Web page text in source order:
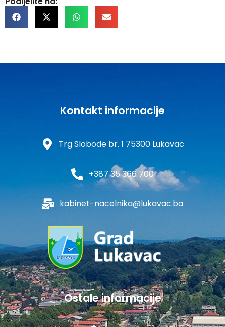
Kontakt informacije
Trg Slobode br. 1 75300 Lukavac
+387 35 366 700
kabinet-nacelnika@lukavac.ba
Ostale informacije